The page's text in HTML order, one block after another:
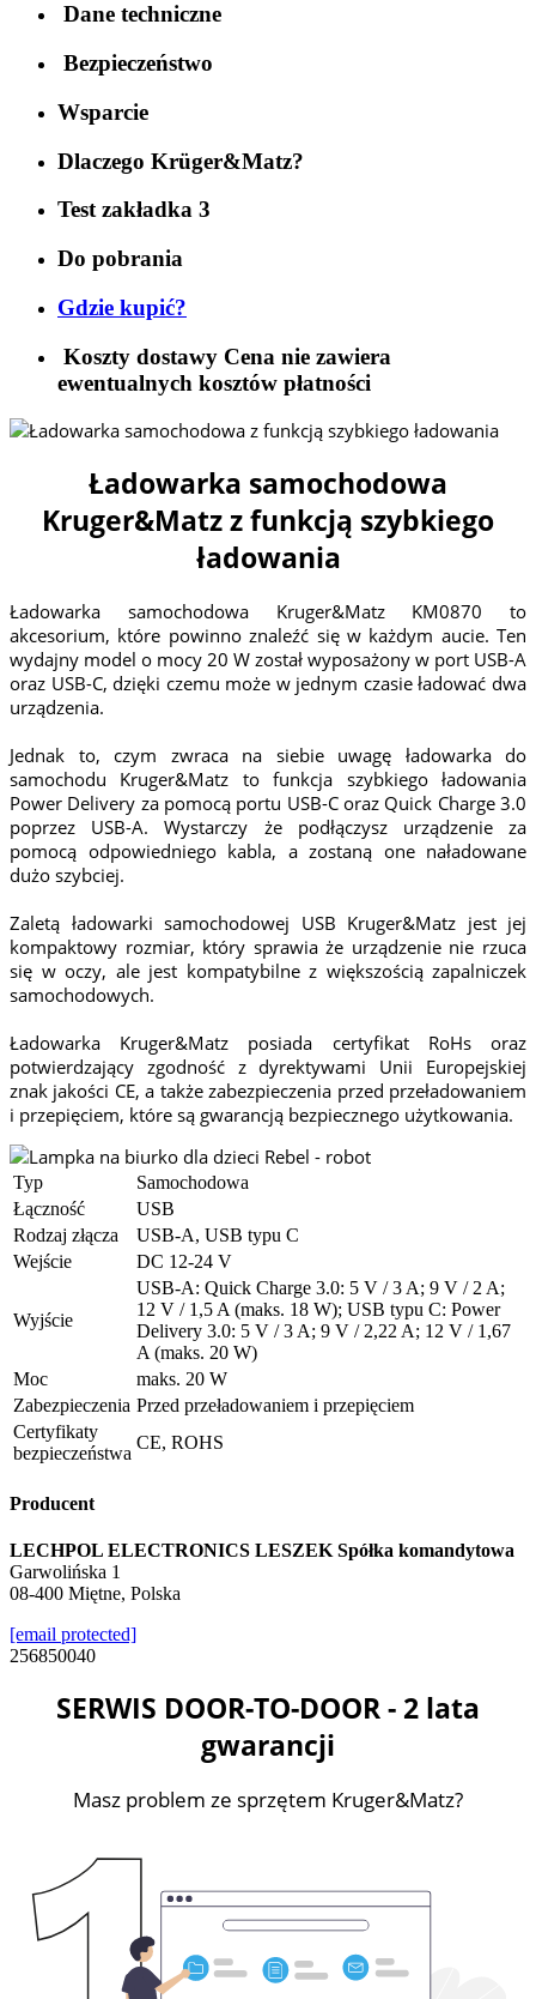
Dane techniczne
Bezpieczeństwo
Wsparcie
Dlaczego Krüger&Matz?
Test zakładka 3
Do pobrania
Gdzie kupić?
Koszty dostawy Cena nie zawiera
ewentualnych kosztów płatności
Ładowarka samochodowa
Kruger&Matz z funkcją szybkiego
ładowania
Ładowarka samochodowa Kruger&Matz KM0870 to
akcesorium, które powinno znaleźć się w każdym aucie. Ten
wydajny model o mocy 20 W został wyposażony w port USB-A
oraz USB-C, dzięki czemu może w jednym czasie ładować dwa
urządzenia.
Jednak to, czym zwraca na siebie uwagę ładowarka do
samochodu Kruger&Matz to funkcja szybkiego ładowania
Power Delivery za pomocą portu USB-C oraz Quick Charge 3.0
poprzez USB-A. Wystarczy że podłączysz urządzenie za
pomocą odpowiedniego kabla, a zostaną one naładowane
dużo szybciej.
Zaletą ładowarki samochodowej USB Kruger&Matz jest jej
kompaktowy rozmiar, który sprawia że urządzenie nie rzuca
się w oczy, ale jest kompatybilne z większością zapalniczek
samochodowych.
Ładowarka Kruger&Matz posiada certyfikat RoHs oraz
potwierdzający zgodność z dyrektywami Unii Europejskiej
znak jakości CE, a także zabezpieczenia przed przeładowaniem
i przepięciem, które są gwarancją bezpiecznego użytkowania.
Typ
Samochodowa
Łączność
USB
Rodzaj złącza
USB-A, USB typu C
Wejście
DC 12-24 V
Wyjście
USB-A: Quick Charge 3.0: 5 V / 3 A; 9 V / 2 A;
12 V / 1,5 A (maks. 18 W); USB typu C: Power
Delivery 3.0: 5 V / 3 A; 9 V / 2,22 A; 12 V / 1,67
A (maks. 20 W)
Moc
maks. 20 W
Zabezpieczenia Przed przeładowaniem i przepięciem
Certyfikaty
bezpieczeństwa
CE, ROHS
Producent
LECHPOL ELECTRONICS LESZEK Spółka komandytowa
Garwolińska 1
08-400 Miętne, Polska
[email protected]
256850040
SERWIS DOOR-TO-DOOR - 2 lata
gwarancji
Masz problem ze sprzętem Kruger&Matz?